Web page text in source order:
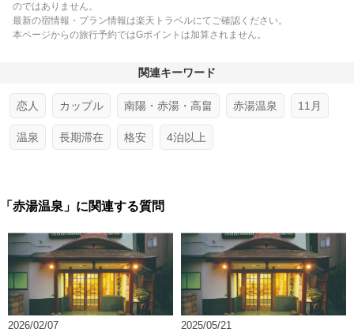
のではありません。
最新の宿情報・プラン情報は楽天トラベルにてご確認ください。
本ページからの旅行予約ではGポイントは加算されません。
関連キーワード
恋人 カップル 南陽・赤湯・高畠 赤湯温泉 11月
温泉 長期滞在 格安 4泊以上
「赤湯温泉」に関連する質問
2026/02/07
2025/05/21